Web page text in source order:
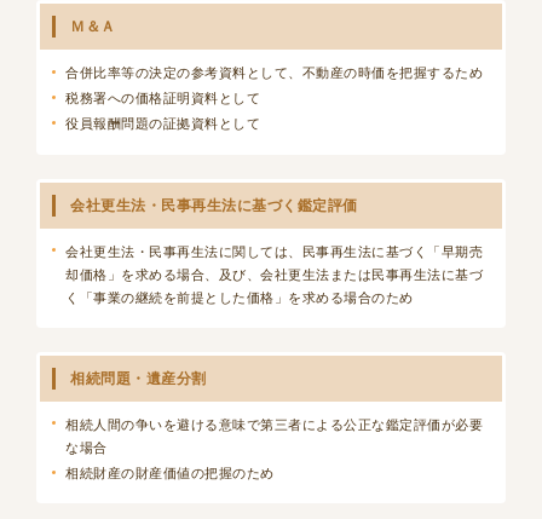
Ｍ＆Ａ
合併比率等の決定の参考資料として、不動産の時価を把握するため
税務署への価格証明資料として
役員報酬問題の証拠資料として
会社更生法・民事再生法に基づく鑑定評価
会社更生法・民事再生法に関しては、民事再生法に基づく「早期売
却価格」を求める場合、及び、会社更生法または民事再生法に基づ
く「事業の継続を前提とした価格」を求める場合のため
相続問題・遺産分割
相続人間の争いを避ける意味で第三者による公正な鑑定評価が必要
な場合
相続財産の財産価値の把握のため